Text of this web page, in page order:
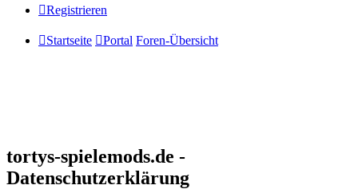
Registrieren
Startseite Portal Foren-Übersicht
tortys-spielemods.de -
Datenschutzerklärung